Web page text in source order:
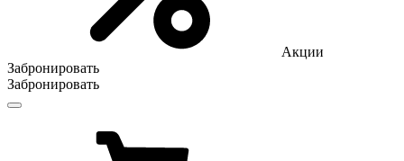
Акции
Забронировать
Забронировать